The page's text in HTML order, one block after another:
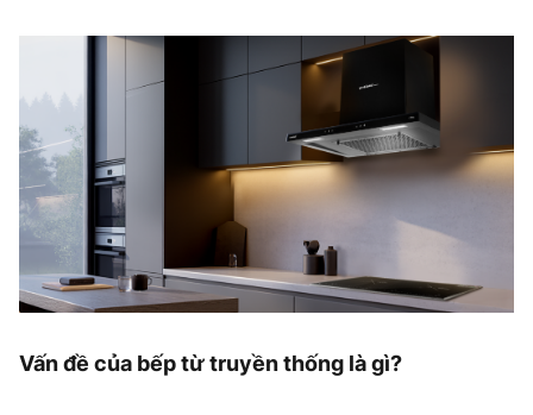
Vấn đề của bếp từ truyền thống là gì?